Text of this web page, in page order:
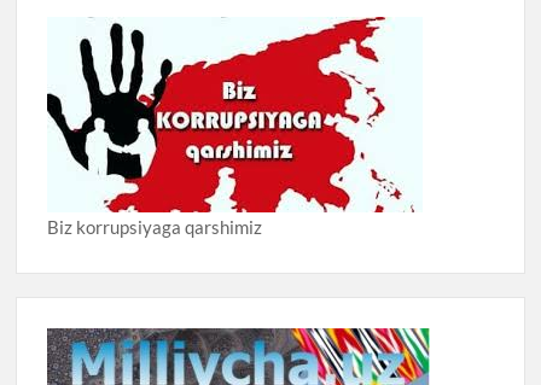
Biz korrupsiyaga qarshimiz